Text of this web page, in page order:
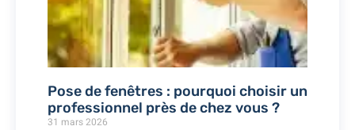
Pose de fenêtres : pourquoi choisir un
professionnel près de chez vous ?
31 mars 2026